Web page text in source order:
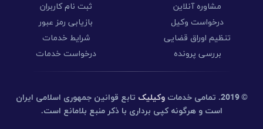
مشاوره آنلاین
درخواست وکیل
تنظیم اوراق قضایی
بررسی پرونده
ثبت نام کاربران
بازیابی رمز عبور
شرایط خدمات
درخواست خدمات
© 2019. تمامی خدماتوکیلیک تابع قوانین جمهوری اسلامی ایران
است و هرگونه کپی برداری با ذکر منبع بلامانع است.